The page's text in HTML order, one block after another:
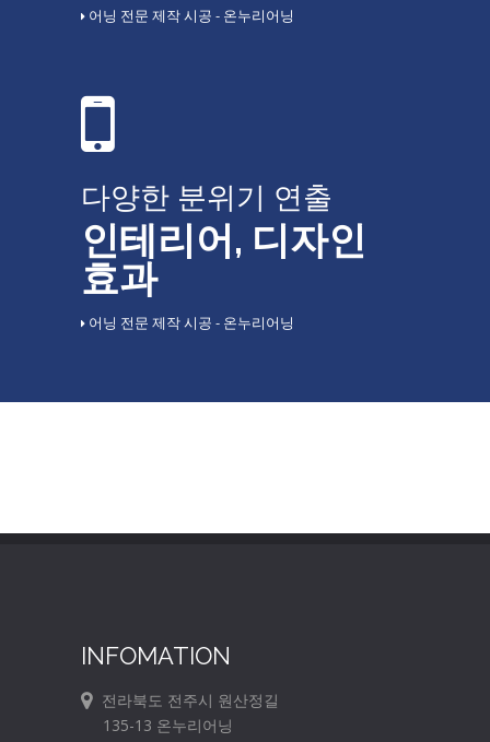
어닝 전문 제작 시공 - 온누리어닝
다양한 분위기 연출
인테리어, 디자인
효과
어닝 전문 제작 시공 - 온누리어닝
INFOMATION
전라북도 전주시 원산정길
135-13 온누리어닝